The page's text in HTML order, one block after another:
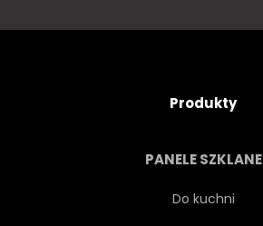
POMARAŃCZOWY
TEKSTURA
Produkty
PANELE SZKLANE
Do kuchni